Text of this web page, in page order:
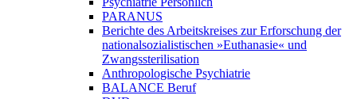
PARANUS
Berichte des Arbeitskreises zur Erforschung der
nationalsozialistischen »Euthanasie« und
Zwangssterilisation
Anthropologische Psychiatrie
BALANCE Beruf